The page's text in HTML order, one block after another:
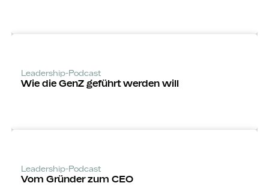
Leadership-Podcast
Wie die GenZ geführt werden will
Leadership-Podcast
Vom Gründer zum CEO